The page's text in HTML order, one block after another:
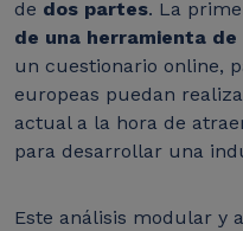
de dos partes. La
de una herramienta
un cuestionario online,
europeas puedan
actual a la hora de
para desarrollar una
Este análisis modular y